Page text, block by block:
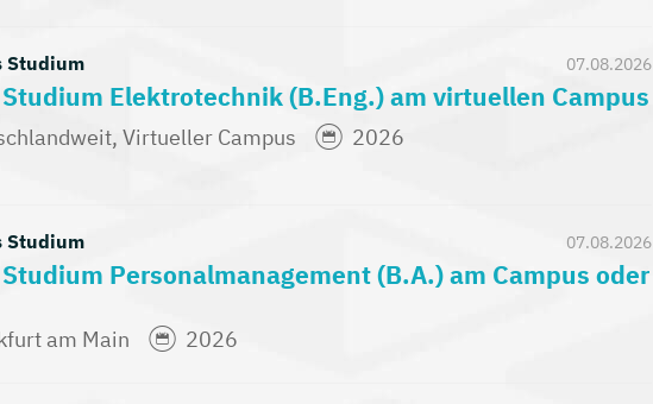
07.08.2026
Studium
Elektrotechnik (B.Eng.) am virtuellen Campus
Virtueller Campus 2026
07.08.2026
Studium
Personalmanagement (B.A.) am Campus oder
am Main 2026